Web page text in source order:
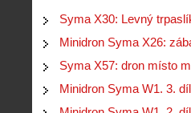
Syma X30: Levný
Minidron Syma X26:
Syma X57: dron místo
Minidron Syma W1. 3.